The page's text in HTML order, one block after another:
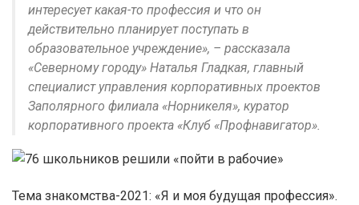
интересует какая-то профессия и что он
действительно планирует поступать в
образовательное учреждение», – рассказала
«Северному городу» Наталья Гладкая, главный
специалист управления корпоративных проектов
Заполярного филиала «Норникеля», куратор
корпоративного проекта «Клуб «Профнавигатор».
Тема знакомства-2021: «Я и моя будущая профессия».